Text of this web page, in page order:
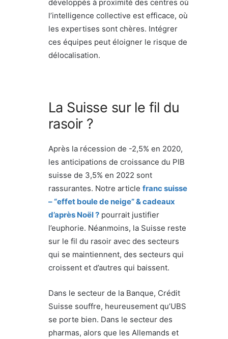
développés à proximité des centres où
l’intelligence collective est efficace, où
les expertises sont chères. Intégrer
ces équipes peut éloigner le risque de
délocalisation.
La Suisse sur le fil du
rasoir ?
Après la récession de -2,5% en 2020,
les anticipations de croissance du PIB
suisse de 3,5% en 2022 sont
rassurantes. Notre article franc suisse
– “effet boule de neige” & cadeaux
d’après Noël ? pourrait justifier
l’euphorie. Néanmoins, la Suisse reste
sur le fil du rasoir avec des secteurs
qui se maintiennent, des secteurs qui
croissent et d’autres qui baissent.
Dans le secteur de la Banque, Crédit
Suisse souffre, heureusement qu’UBS
se porte bien. Dans le secteur des
pharmas, alors que les Allemands et